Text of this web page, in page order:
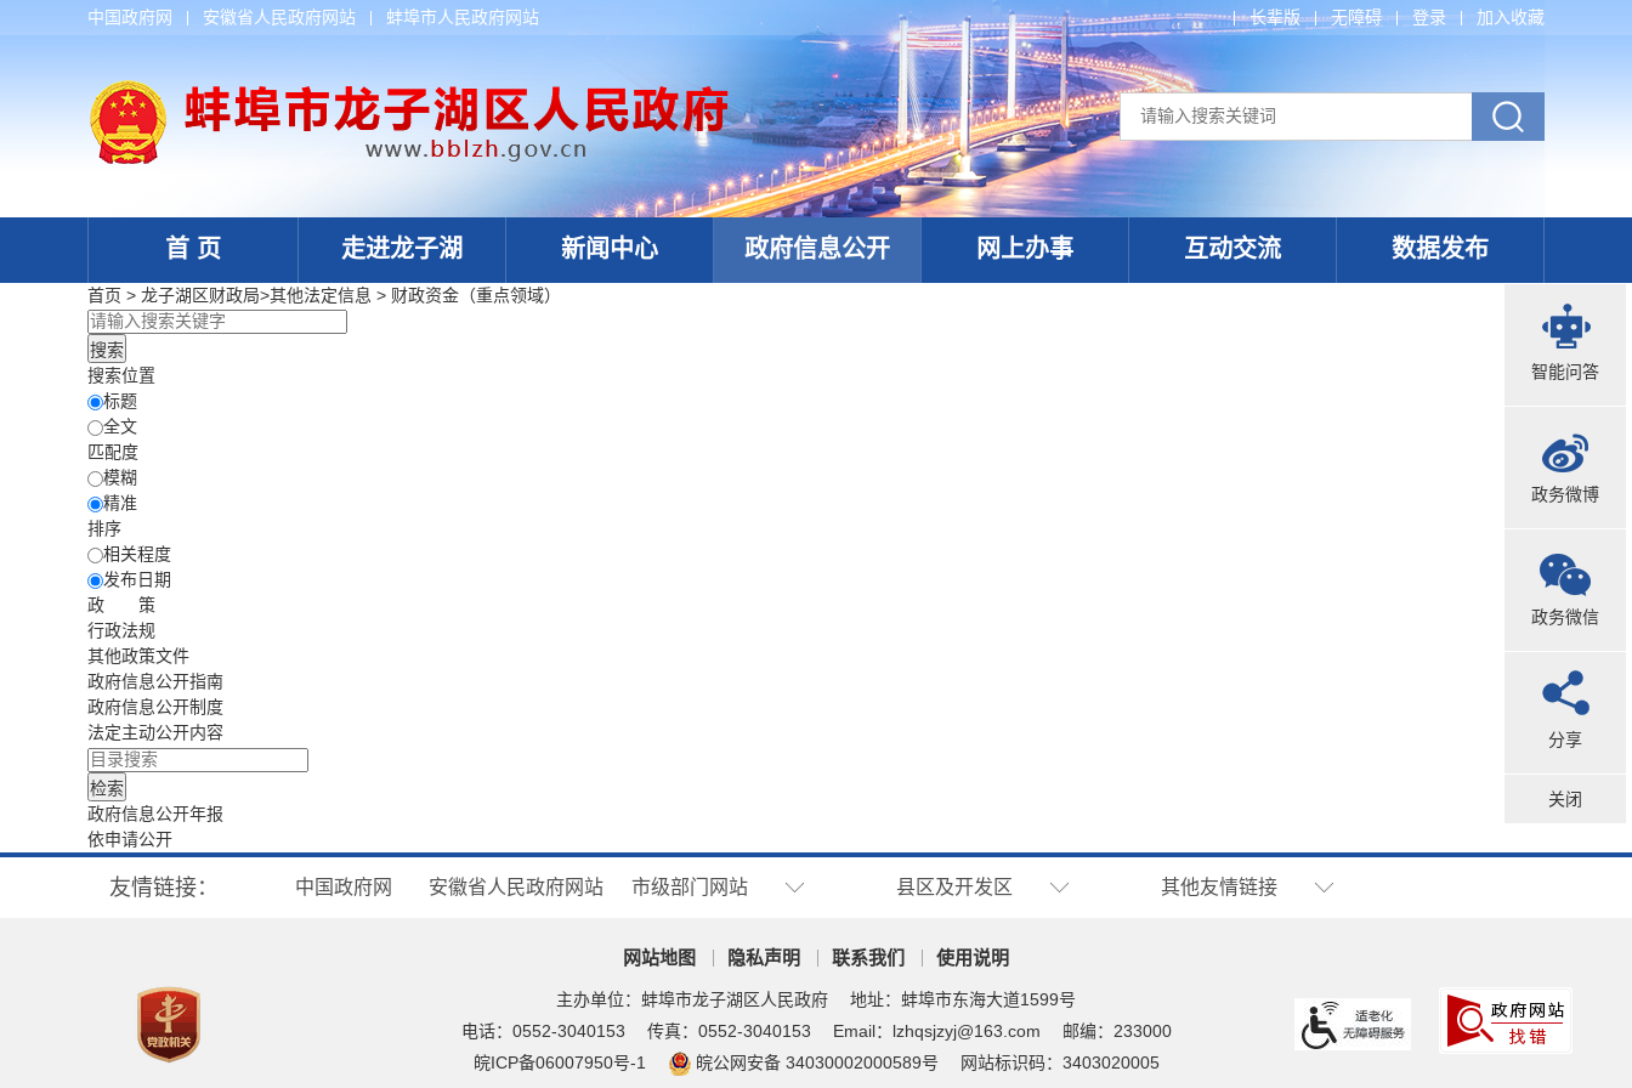
中国政府网 安徽省人民政府网站 蚌埠市人民政府网站 长辈版 无障碍 登录 加入收藏
首 页 走进龙子湖 新闻中心 政府信息公开 网上办事 互动交流 数据发布
首页 > 龙子湖区财政局>其他法定信息 > 财政资金（重点领域）
搜索位置
标题
全文
匹配度
模糊
精准
排序
相关程度
发布日期
政 策
行政法规
其他政策文件
政府信息公开指南
政府信息公开制度
法定主动公开内容
政府信息公开年报
依申请公开
友情链接： 中国政府网 安徽省人民政府网站 市级部门网站 县区及开发区 其他友情链接
网站地图 隐私声明 联系我们 使用说明
主办单位：蚌埠市龙子湖区人民政府
地址：蚌埠市东海大道1599号
电话：0552-3040153
传真：0552-3040153 Email：lzhqsjzyj@163.com
邮编：233000
皖ICP备06007950号-1
皖公网安备 34030002000589号 网站标识码：3403020005
智能问答
政务微博
政务微信
分享
关闭